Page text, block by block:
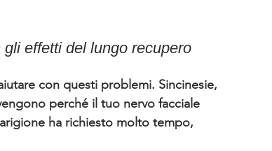
effetti del lungo recupero
con questi problemi. Sincinesie,
perché il tuo nervo facciale
ha richiesto molto tempo,